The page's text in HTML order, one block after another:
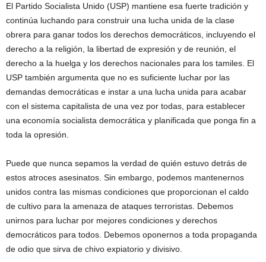
El Partido Socialista Unido (USP) mantiene esa fuerte tradición y
continúa luchando para construir una lucha unida de la clase
obrera para ganar todos los derechos democráticos, incluyendo el
derecho a la religión, la libertad de expresión y de reunión, el
derecho a la huelga y los derechos nacionales para los tamiles. El
USP también argumenta que no es suficiente luchar por las
demandas democráticas e instar a una lucha unida para acabar
con el sistema capitalista de una vez por todas, para establecer
una economía socialista democrática y planificada que ponga fin a
toda la opresión.
Puede que nunca sepamos la verdad de quién estuvo detrás de
estos atroces asesinatos. Sin embargo, podemos mantenernos
unidos contra las mismas condiciones que proporcionan el caldo
de cultivo para la amenaza de ataques terroristas. Debemos
unirnos para luchar por mejores condiciones y derechos
democráticos para todos. Debemos oponernos a toda propaganda
de odio que sirva de chivo expiatorio y divisivo.